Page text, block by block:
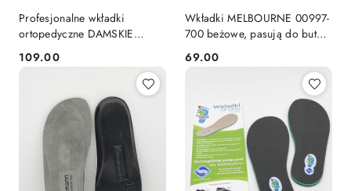
Profesjonalne wkładki
ortopedyczne DAMSKIE
Berkodur Berkemanna 08758-
700-D
Cena:
109.00
Wkładki MELBOURNE 00997-
700 beżowe, pasują do butów
Berkemanna
Cena:
69.00